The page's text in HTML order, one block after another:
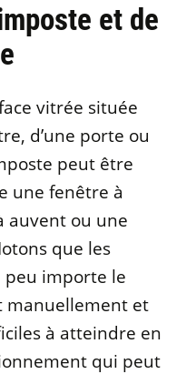
et de
vitrée située
d’une porte ou
peut être
une fenêtre à
auvent ou une
que les
peu importe le
manuellement et
à atteindre en
qui peut